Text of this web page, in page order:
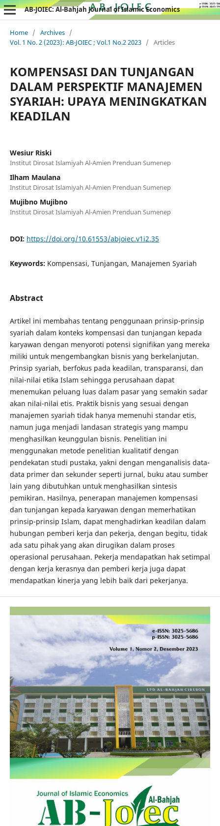
AB-JOIEC: Al-Bahjah Journal of Islamic Economics
Home / Archives /
Vol. 1 No. 2 (2023): AB-JOIEC ; Vol.1 No.2 2023 / Articles
KOMPENSASI DAN TUNJANGAN
DALAM PERSPEKTIF MANAJEMEN
SYARIAH: UPAYA MENINGKATKAN
KEADILAN
Wesiur Riski
Institut Dirosat Islamiyah Al-Amien Prenduan Sumenep
Ilham Maulana
Institut Dirosat Islamiyah Al-Amien Prenduan Sumenep
Mujibno Mujibno
Institut Dirosat Islamiyah Al-Amien Prenduan Sumenep
DOI: https://doi.org/10.61553/abjoiec.v1i2.35
Keywords: Kompensasi, Tunjangan, Manajemen Syariah
Abstract
Artikel ini membahas tentang penggunaan prinsip-prinsip
syariah dalam konteks kompensasi dan tunjangan kepada
karyawan dengan menyoroti potensi signifikan yang mereka
miliki untuk mengembangkan bisnis yang berkelanjutan.
Prinsip syariah, berfokus pada keadilan, transparansi, dan
nilai-nilai etika Islam sehingga perusahaan dapat
menemukan peluang luas dalam pasar yang semakin sadar
akan nilai-nilai etis. Praktik bisnis yang sesuai dengan
manajemen syariah tidak hanya memenuhi standar etis,
namun juga menjadi landasan strategis yang mampu
menghasilkan keunggulan bisnis. Penelitian ini
menggunakan metode penelitian kualitatif dengan
pendekatan studi pustaka, yakni dengan menganalisis data-
data primer dan sekunder seperti jurnal, buku atau sumber
lain yang dibutuhkan untuk menghasilkan sintesis
pemikiran. Hasilnya, penerapan manajemen kompensasi
dan tunjangan kepada karyawan dengan memerhatikan
prinsip-prinsip Islam, dapat menghadirkan keadilan dalam
hubungan pemberi kerja dan pekerja, dengan begitu, tidak
ada satu pihak yang akan dirugikan dalam proses
operasional perusahaan. Pekerja mendapatkan hak setimpal
dengan kerja kerasnya dan pemberi kerja juga dapat
mendapatkan kinerja yang lebih baik dari pekerjanya.